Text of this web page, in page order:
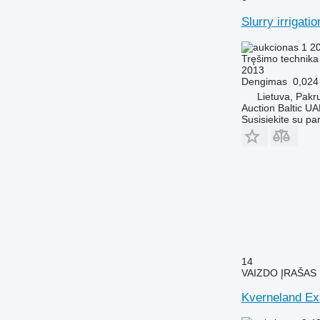
Slurry
1
Tręšimo
2013
Dengimas
Lietuva,
Auction Baltic
Susisiekite su
14
VAIZDO ĮRAŠAS
Kverneland